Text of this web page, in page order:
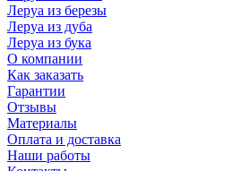
Леруа из березы
Леруа из дуба
Леруа из бука
О компании
Как заказать
Гарантии
Отзывы
Материалы
Оплата и доставка
Наши работы